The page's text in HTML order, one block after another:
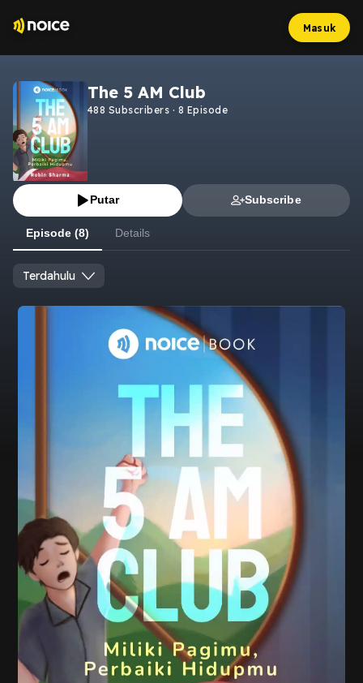
Masuk
The 5 AM Club
488 Subscribers · 8 Episode
Putar Subscribe
Episode (8) Details
Terdahulu